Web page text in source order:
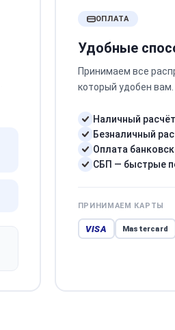
ОПЛАТА
Удобные
Принимаем все
который удобен вам.
Наличный расчёт
Безналичный
Оплата
СБП — быстрые
ПРИНИМАЕМ КАРТЫ
VISA Mastercard